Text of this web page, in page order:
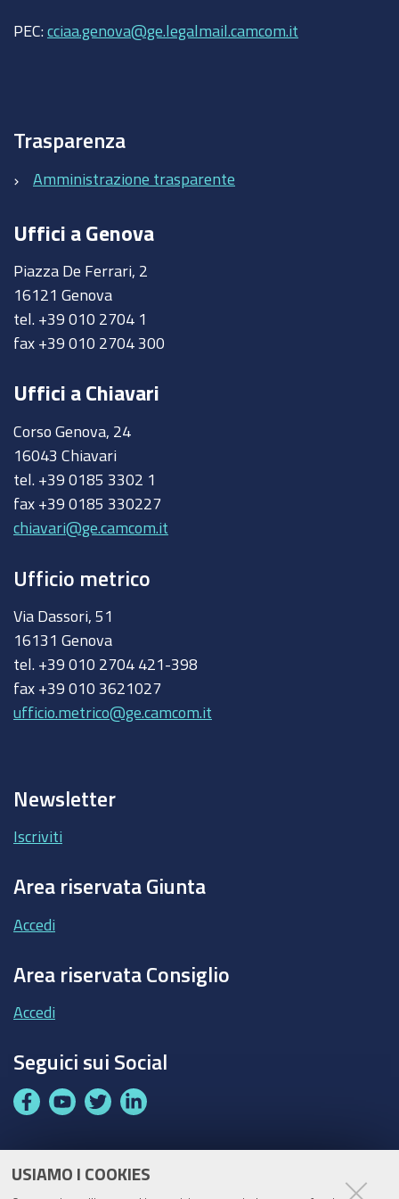
USIAMO I COOKIES
PEC: cciaa.genova@ge.legalmail.camcom.it
Trasparenza
Amministrazione trasparente
Uffici a Genova
Piazza De Ferrari, 2
16121 Genova
tel. +39 010 2704 1
fax +39 010 2704 300
Uffici a Chiavari
Corso Genova, 24
16043 Chiavari
tel. +39 0185 3302 1
fax +39 0185 330227
chiavari@ge.camcom.it
Ufficio metrico
Via Dassori, 51
16131 Genova
tel. +39 010 2704 421-398
fax +39 010 3621027
ufficio.metrico@ge.camcom.it
Newsletter
Iscriviti
Area riservata Giunta
Accedi
Area riservata Consiglio
Accedi
Seguici sui Social
F
c
e
Y
u
t
T
i
t
L
n
k